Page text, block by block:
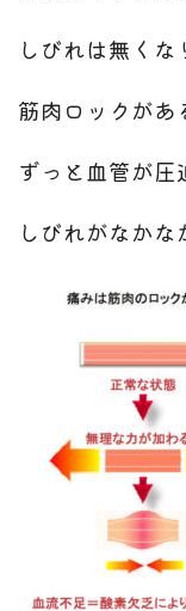
しびれは無くな
筋肉ロックがあ
ずっと血管が圧
しびれがなかな